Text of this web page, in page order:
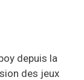
depuis la
des jeux